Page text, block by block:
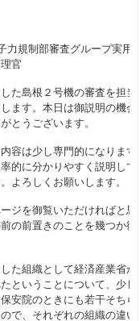
力規制部審査グループ実用
官
た島根２号機の審査を担当
ます。本日は御説明の機会
とうございます。
容は少し専門的になります
的に分かりやすく説明して
よろしくお願いします。
ジを御覧いただければと思
の前置きのことを幾つか御
た組織として経済産業省か
ということについて、少し
安院のときにも若干そちら
で、それぞれの組織の違い